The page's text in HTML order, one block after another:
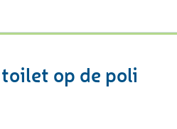
op de poli